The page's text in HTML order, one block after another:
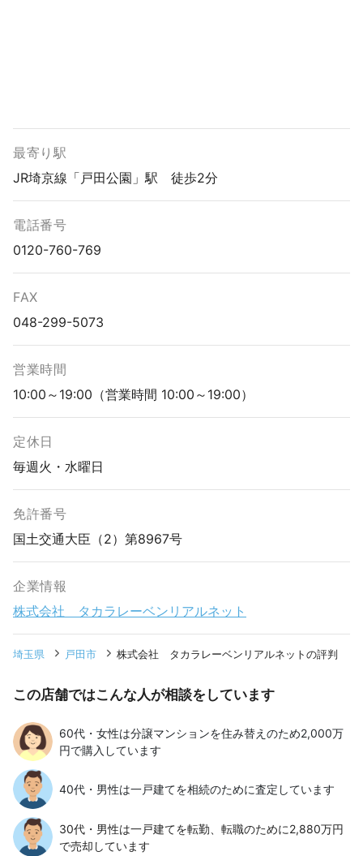
最寄り駅
JR埼京線「戸田公園」駅 徒歩2分
電話番号
0120-760-769
FAX
048-299-5073
営業時間
10:00～19:00（営業時間 10:00～19:00）
定休日
毎週火・水曜日
免許番号
国土交通大臣（2）第8967号
企業情報
株式会社 タカラレーベンリアルネット
埼玉県 戸田市 株式会社 タカラレーベンリアルネットの評判
この店舗ではこんな人が相談をしています
60代・女性は分譲マンションを住み替えのため2,000万
円で購入しています
40代・男性は一戸建てを相続のために査定しています
30代・男性は一戸建てを転勤、転職のために2,880万円
で売却しています